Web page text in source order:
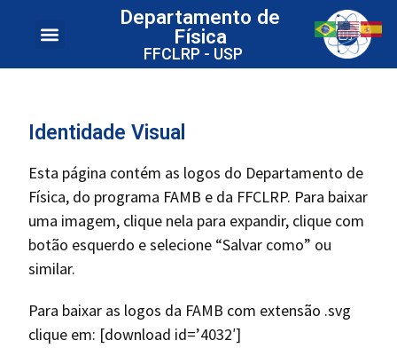
Departamento de
Física
FFCLRP - USP
Identidade Visual
Esta página contém as logos do Departamento de
Física, do programa FAMB e da FFCLRP. Para baixar
uma imagem, clique nela para expandir, clique com
botão esquerdo e selecione “Salvar como” ou
similar.
Para baixar as logos da FAMB com extensão .svg
clique em: [download id=’4032′]